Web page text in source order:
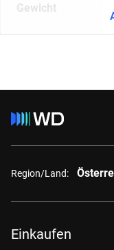
Gewicht
Region/Land:
Einkaufen